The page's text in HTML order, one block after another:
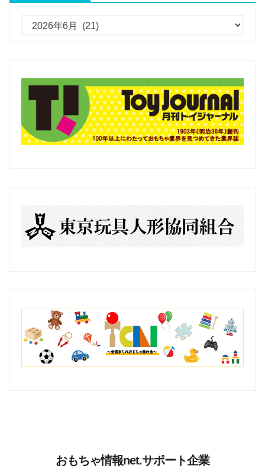
記
おもちゃ情報net.サポート企業